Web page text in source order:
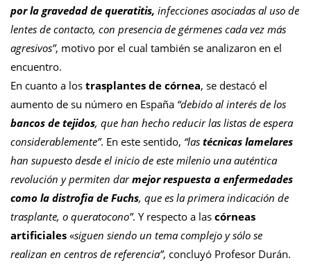
por la gravedad de queratitis, infecciones asociadas al uso de
lentes de contacto, con presencia de gérmenes cada vez más
agresivos”, motivo por el cual también se analizaron en el
encuentro.
En cuanto a los trasplantes de córnea, se destacó el
aumento de su número en España “debido al interés de los
bancos de tejidos, que han hecho reducir las listas de espera
considerablemente”. En este sentido, “las técnicas lamelares
han supuesto desde el inicio de este milenio una auténtica
revolución y permiten darmejor respuesta a enfermedades
como la distrofia de Fuchs, que es la primera indicación de
trasplante, o queratocono”. Y respecto a las córneas
artificiales «siguen siendo un tema complejo y sólo se
realizan en centros de referencia”, concluyó Profesor Durán.